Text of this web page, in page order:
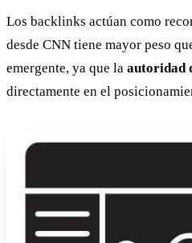
Los backlinks actúan como
desde CNN tiene mayor peso
emergente, ya que la autoridad
directamente en el